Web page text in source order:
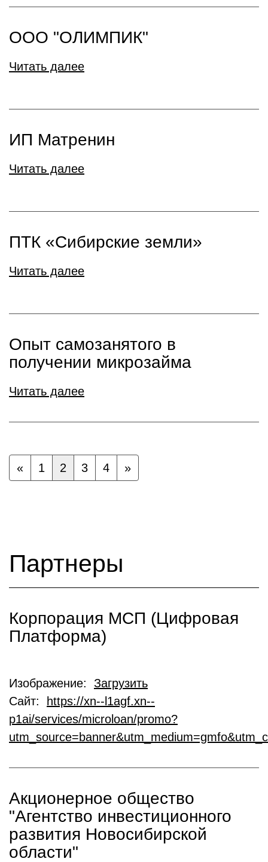
ООО "ОЛИМПИК"
Читать далее
ИП Матренин
Читать далее
ПТК «Сибирские земли»
Читать далее
Опыт самозанятого в
получении микрозайма
Читать далее
« 1 2 3 4 »
Партнеры
Корпорация МСП (Цифровая
Платформа)
Изображение: Загрузить
Сайт:
https://xn--l1agf.xn--
p1ai/services/microloan/promo?
Акционерное общество
"Агентство инвестиционного
развития Новосибирской
области"